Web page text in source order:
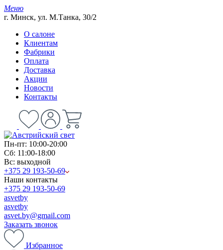
Меню
г. Минск, ул. М.Танка, 30/2
О салоне
Клиентам
Фабрики
Оплата
Доставка
Акции
Новости
Контакты
Пн-пт: 10:00-20:00
Сб: 11:00-18:00
Вс: выходной
+375 29 193-50-69
Наши контакты
+375 29 193-50-69
asvetby
asvetby
asvet.by@gmail.com
Заказать звонок
Избранное